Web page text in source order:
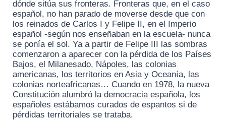
dónde sitúa sus fronteras. Fronteras que, en el caso
español, no han parado de moverse desde que con
los reinados de Carlos I y Felipe II, en el Imperio
español -según nos enseñaban en la escuela- nunca
se ponía el sol. Ya a partir de Felipe III las sombras
comenzaron a aparecer con la pérdida de los Países
Bajos, el Milanesado, Nápoles, las colonias
americanas, los territorios en Asia y Oceanía, las
colonias norteafricanas… Cuando en 1978, la nueva
Constitución alumbró la democracia española, los
españoles estábamos curados de espantos si de
pérdidas territoriales se trataba.